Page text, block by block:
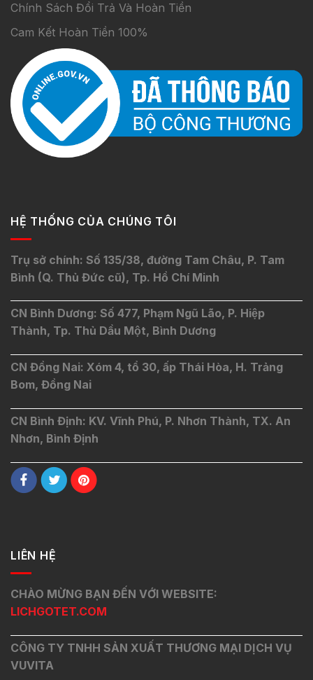
Chính Sách Đổi Trả Và Hoàn Tiền
Cam Kết Hoàn Tiền 100%
HỆ THỐNG CỦA CHÚNG TÔI
Trụ sở chính: Số 135/38, đường Tam Châu, P. Tam
Bình (Q. Thủ Đức cũ), Tp. Hồ Chí Minh
CN Bình Dương: Số 477, Phạm Ngũ Lão, P. Hiệp
Thành, Tp. Thủ Dầu Một, Bình Dương
CN Đồng Nai: Xóm 4, tổ 30, ấp Thái Hòa, H. Trảng
Bom, Đồng Nai
CN Bình Định: KV. Vĩnh Phú, P. Nhơn Thành, TX. An
Nhơn, Bình Định
LIÊN HỆ
CHÀO MỪNG BẠN ĐẾN VỚI WEBSITE:
LICHGOTET.COM
CÔNG TY TNHH SẢN XUẤT THƯƠNG MẠI DỊCH VỤ
VUVITA